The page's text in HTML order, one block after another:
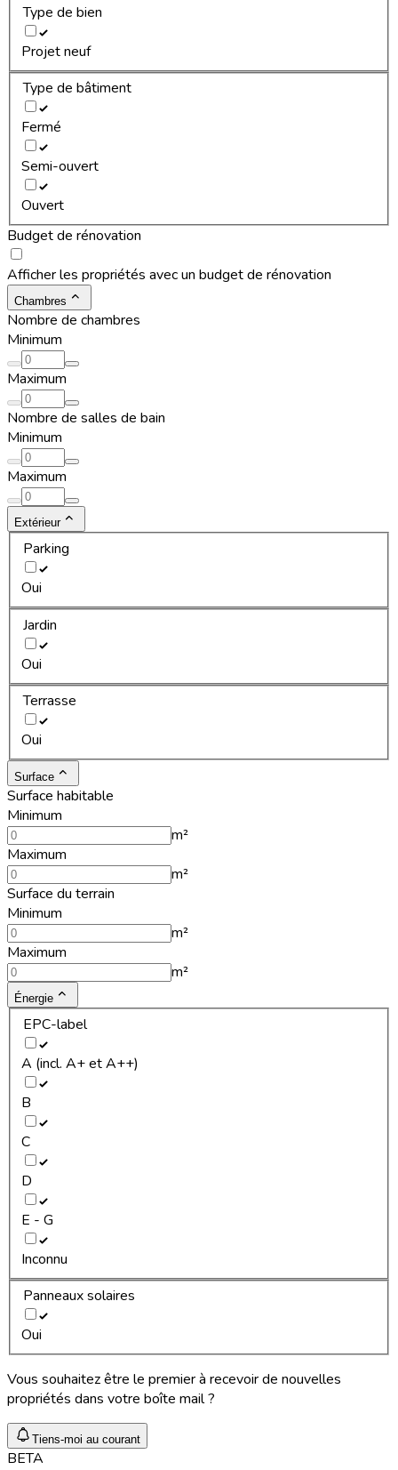
Type de bien
Projet neuf
Type de bâtiment
Fermé
Semi-ouvert
Ouvert
Budget de rénovation
Afficher les propriétés avec un budget de rénovation
Chambres
Nombre de chambres
Minimum
Maximum
Nombre de salles de bain
Minimum
Maximum
Extérieur
Parking
Oui
Jardin
Oui
Terrasse
Oui
Surface
Surface habitable
Minimum
m²
Maximum
m²
Surface du terrain
Minimum
m²
Maximum
m²
Énergie
EPC-label
A (incl. A+ et A++)
B
C
D
E - G
Inconnu
Panneaux solaires
Oui
Vous souhaitez être le premier à recevoir de nouvelles
propriétés dans votre boîte mail ?
Tiens-moi au courant
BETA